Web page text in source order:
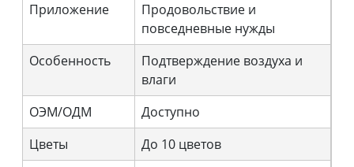
Приложение
Продовольствие и
повседневные нужды
Особенность
Подтверждение воздуха и
влаги
ОЭМ/ОДМ
Доступно
Цветы
До 10 цветов